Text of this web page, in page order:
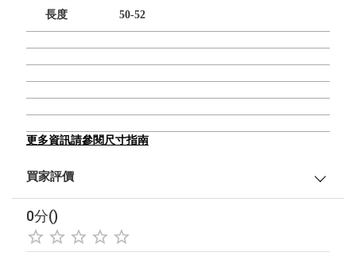
長度 50-52
更多資訊請參閱尺寸指南
買家評價
0分()